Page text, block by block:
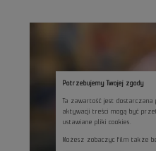
Potrzebujemy Twojej zgody
Ta zawartość jest dostarczana
aktywacji treści mogą być
ustawiane pliki cookies.
Możesz zobaczyc film także